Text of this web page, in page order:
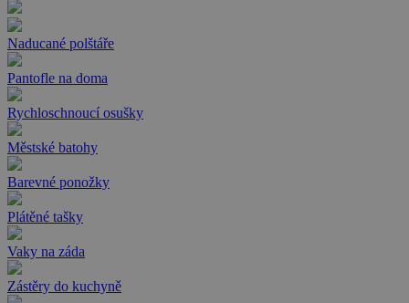
Naducané polštáře
Pantofle na doma
Rychloschnoucí osušky
Městské batohy
Barevné ponožky
Plátěné tašky
Vaky na záda
Zástěry do kuchyně